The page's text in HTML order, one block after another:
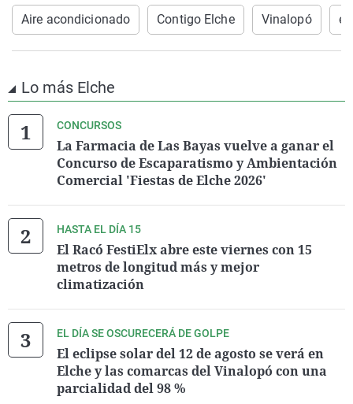
Aire acondicionado Contigo Elche Vinalopó
Lo más Elche
CONCURSOS
La Farmacia de Las Bayas vuelve a ganar el
Concurso de Escaparatismo y Ambientación
Comercial 'Fiestas de Elche 2026'
HASTA EL DÍA 15
El Racó FestiElx abre este viernes con 15
metros de longitud más y mejor
climatización
EL DÍA SE OSCURECERÁ DE GOLPE
El eclipse solar del 12 de agosto se verá en
Elche y las comarcas del Vinalopó con una
parcialidad del 98 %